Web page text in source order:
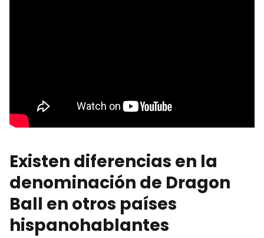
Existen diferencias en la
denominación de Dragon
Ball en otros países
hispanohablantes